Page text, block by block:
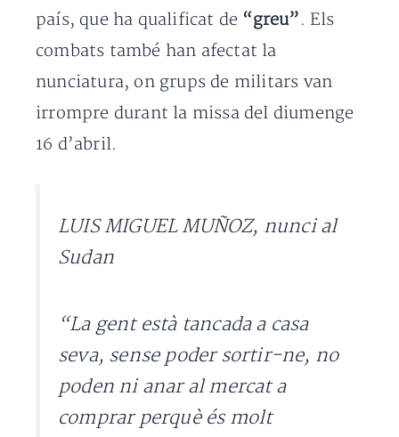
país, que ha qualificat de “greu”. Els
combats també han afectat la
nunciatura, on grups de militars van
irrompre durant la missa del diumenge
16 d’abril.
LUIS MIGUEL MUÑOZ, nunci al
Sudan
“La gent està tancada a casa
seva, sense poder sortir-ne, no
poden ni anar al mercat a
comprar perquè és molt